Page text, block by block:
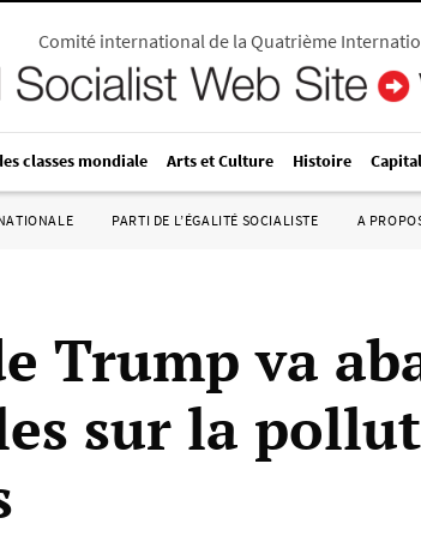
Comité international de la Quatrième
classes mondiale Arts et Culture Histoire
PARTI DE L’ÉGALITÉ SOCIALISTE A
Trump va
sur la